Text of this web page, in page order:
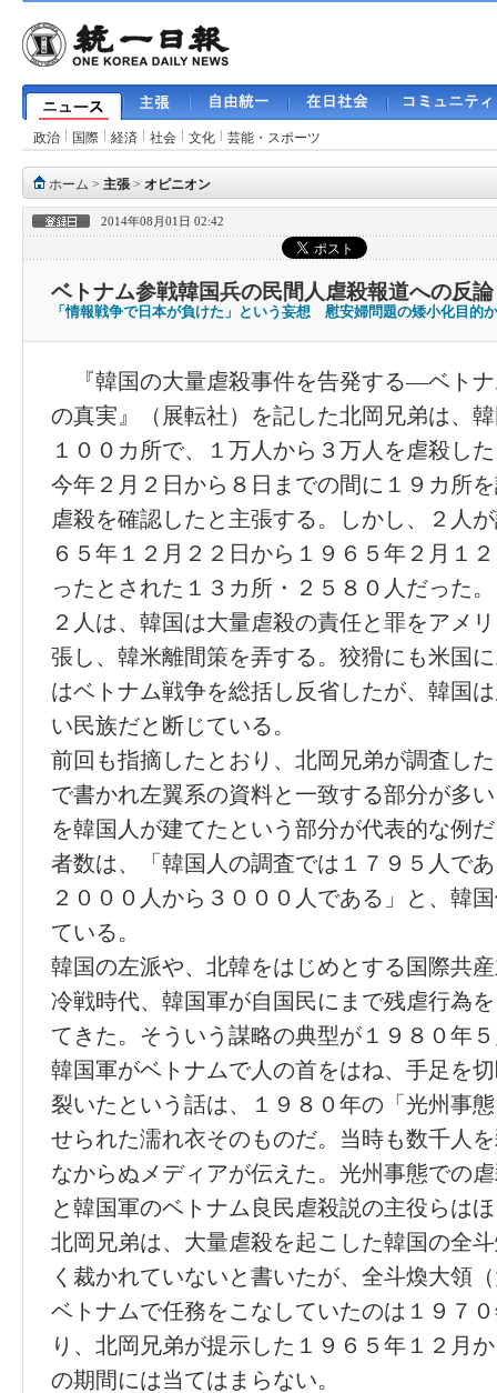
政治 国際 経済 社会 文化 芸能・スポーツ
ホーム > 主張> オピニオン
2014年08月01日 02:42
ベトナム参戦韓国兵の民間人虐殺報道への反
「情報戦争で日本が負けた」という妄想 慰安婦問題の矮小化目的か
『韓国の大量虐殺事件を告発する―ベト
の真実』（展転社）を記した北岡兄弟は、
１００カ所で、１万人から３万人を虐殺し
今年２月２日から８日までの間に１９カ所
虐殺を確認したと主張する。しかし、２人
６５年１２月２２日から１９６５年２月１
ったとされた１３カ所・２５８０人だった。
２人は、韓国は大量虐殺の責任と罪をアメ
張し、韓米離間策を弄する。狡猾にも米国
はベトナム戦争を総括し反省したが、韓国
い民族だと断じている。
前回も指摘したとおり、北岡兄弟が調査し
で書かれ左翼系の資料と一致する部分が多
を韓国人が建てたという部分が代表的な例
者数は、「韓国人の調査では１７９５人で
２０００人から３０００人である」と、韓
ている。
韓国の左派や、北韓をはじめとする国際共
冷戦時代、韓国軍が自国民にまで残虐行為
てきた。そういう謀略の典型が１９８０年
韓国軍がベトナムで人の首をはね、手足を
裂いたという話は、１９８０年の「光州事
せられた濡れ衣そのものだ。当時も数千人
なからぬメディアが伝えた。光州事態での
と韓国軍のベトナム良民虐殺説の主役らは
北岡兄弟は、大量虐殺を起こした韓国の全
く裁かれていないと書いたが、全斗煥大領
ベトナムで任務をこなしていたのは１９７
り、北岡兄弟が提示した１９６５年１２月
の期間には当てはまらない。